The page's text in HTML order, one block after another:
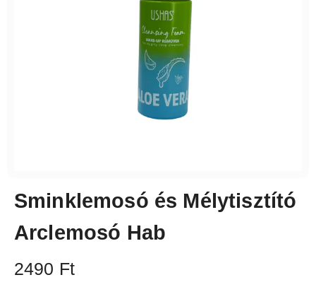
Sminklemosó és Mélytisztító
Arclemosó Hab
2490 Ft